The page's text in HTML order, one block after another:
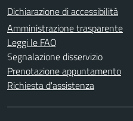
Dichiarazione di accessibilità
Amministrazione trasparente
Leggi le FAQ
Segnalazione disservizio
Prenotazione appuntamento
Richiesta d'assistenza